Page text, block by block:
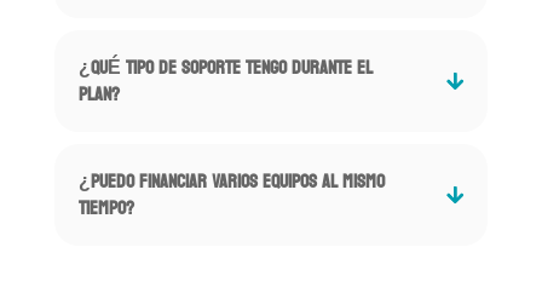
¿QUÉ TIPO DE SOPORTE TENGO DURANTE EL
PLAN?
¿PUEDO FINANCIAR VARIOS EQUIPOS AL MISMO
TIEMPO?